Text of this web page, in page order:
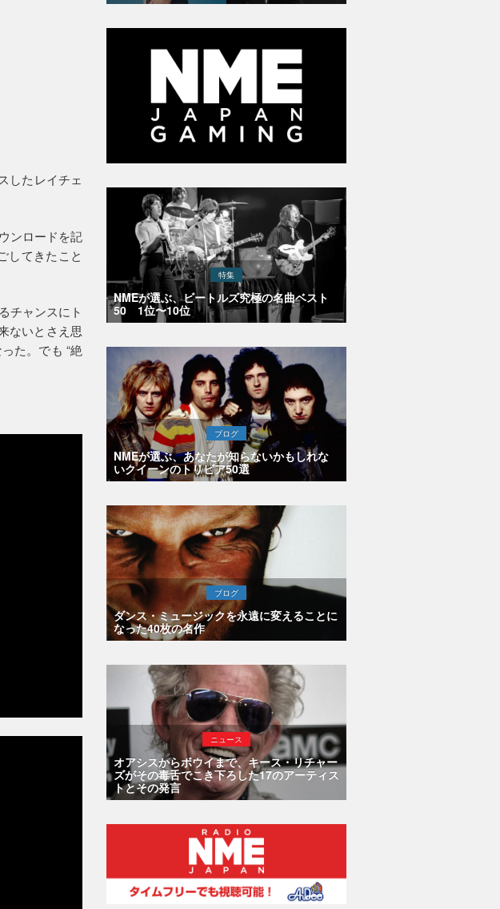
したレイチェ
ンロードを記
してきたこと
チャンスにト
ないとさえ思
た。でも “絶
特集
NMEが選ぶ、ビートルズ究極の名曲ベスト
50 1位〜10位
ブログ
NMEが選ぶ、あなたが知らないかもしれな
いクイーンのトリビア50選
ブログ
ダンス・ミュージックを永遠に変えることに
なった40枚の名作
ニュース
オアシスからボウイまで、キース・リチャー
ズがその毒舌でこき下ろした17のアーティス
トとその発言